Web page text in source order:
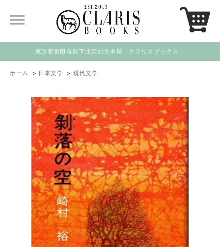
東京都世田谷区下北沢の古本屋「クラリスブックス」
ホーム > 日本文学 > 現代文学